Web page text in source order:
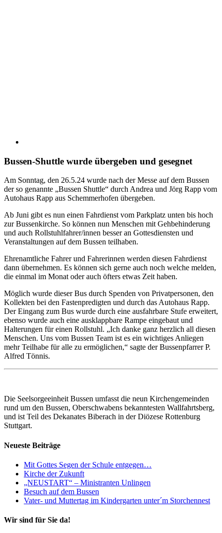
Bussen-Shuttle wurde übergeben und gesegnet
Am Sonntag, den 26.5.24 wurde nach der Messe auf dem Bussen
der so genannte „Bussen Shuttle“ durch Andrea und Jörg Rapp vom
Autohaus Rapp aus Schemmerhofen übergeben.
Ab Juni gibt es nun einen Fahrdienst vom Parkplatz unten bis hoch
zur Bussenkirche. So können nun Menschen mit Gehbehinderung
und auch Rollstuhlfahrer/innen besser an Gottesdiensten und
Veranstaltungen auf dem Bussen teilhaben.
Ehrenamtliche Fahrer und Fahrerinnen werden diesen Fahrdienst
dann übernehmen. Es können sich gerne auch noch welche melden,
die einmal im Monat oder auch öfters etwas Zeit haben.
Möglich wurde dieser Bus durch Spenden von Privatpersonen, den
Kollekten bei den Fastenpredigten und durch das Autohaus Rapp.
Der Eingang zum Bus wurde durch eine ausfahrbare Stufe erweitert,
ebenso wurde auch eine ausklappbare Rampe eingebaut und
Halterungen für einen Rollstuhl. „Ich danke ganz herzlich all diesen
Menschen. Uns vom Bussen Team ist es ein wichtiges Anliegen
mehr Teilhabe für alle zu ermöglichen,“ sagte der Bussenpfarrer P.
Alfred Tönnis.
Die Seelsorgeeinheit Bussen umfasst die neun Kirchengemeinden
rund um den Bussen, Oberschwabens bekanntesten Wallfahrtsberg,
und ist Teil des Dekanates Biberach in der Diözese Rottenburg
Stuttgart.
Neueste Beiträge
Mit Gottes Segen der Schule entgegen…
Kirche der Zukunft
„NEUSTART“ – Ministranten Unlingen
Besuch auf dem Bussen
Vater- und Muttertag im Kindergarten unter´m Storchennest
Wir sind für Sie da!